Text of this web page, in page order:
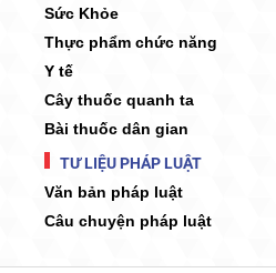
Sức Khỏe
Thực phẩm chức năng
Y tế
Cây thuốc quanh ta
Bài thuốc dân gian
TƯ LIỆU PHÁP LUẬT
Văn bản pháp luật
Câu chuyện pháp luật